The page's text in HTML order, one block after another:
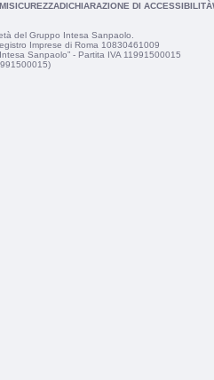
SICUREZZADICHIARAZIONE DI ACCESSIBILITÀ
del Gruppo Intesa Sanpaolo.
Imprese di Roma 10830461009
Sanpaolo” - Partita IVA 11991500015